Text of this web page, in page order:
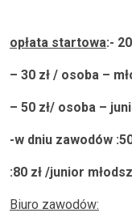
opłata startowa:-
– 30 zł / osoba –
– 50 zł/ osoba –
-w dniu zawodów
:80 zł /junior
Biuro zawodów: